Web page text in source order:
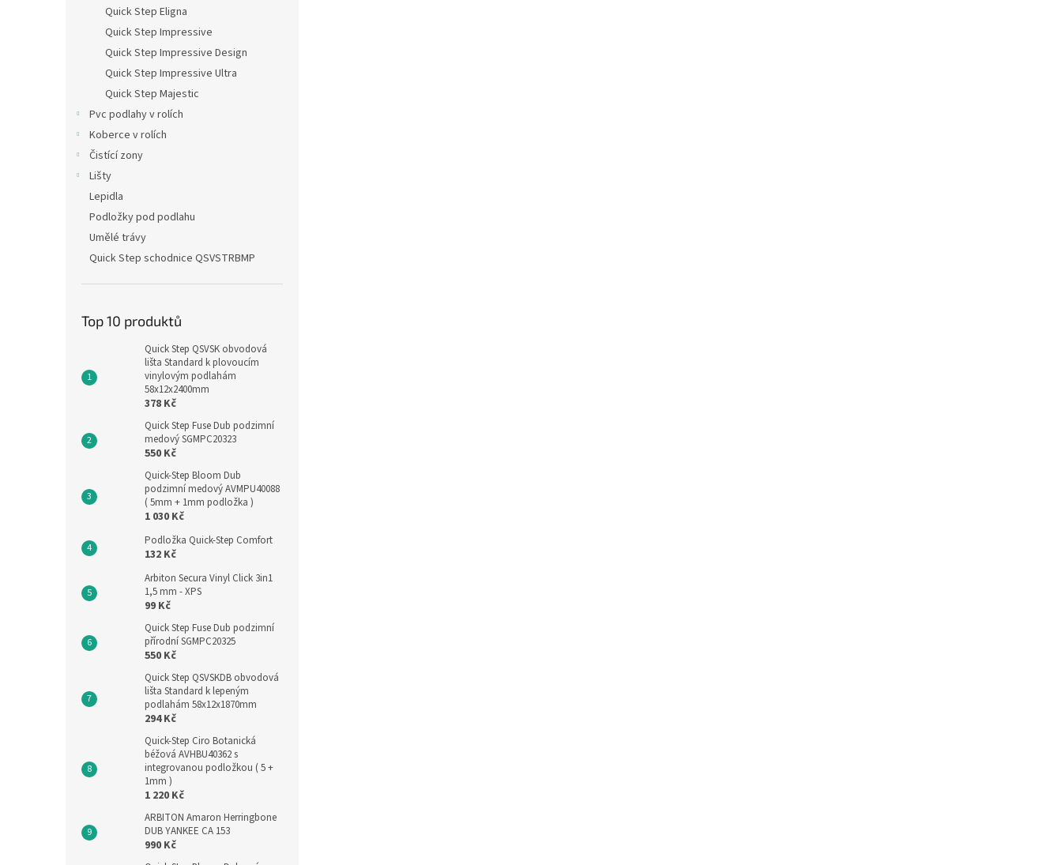
Quick Step Eligna
Quick Step Impressive
Quick Step Impressive Design
Quick Step Impressive Ultra
Quick Step Majestic
Pvc podlahy v rolích
Koberce v rolích
Čistící zony
Lišty
Lepidla
Podložky pod podlahu
Umělé trávy
Quick Step schodnice QSVSTRBMP
Top 10 produktů
Quick Step QSVSK obvodová
lišta Standard k plovoucím
vinylovým podlahám
58x12x2400mm
378 Kč
Quick Step Fuse Dub podzimní
medový SGMPC20323
550 Kč
Quick-Step Bloom Dub
podzimní medový AVMPU40088
( 5mm + 1mm podložka )
1 030 Kč
Podložka Quick-Step Comfort
132 Kč
Arbiton Secura Vinyl Click 3in1
1,5 mm - XPS
99 Kč
Quick Step Fuse Dub podzimní
přírodní SGMPC20325
550 Kč
Quick Step QSVSKDB obvodová
lišta Standard k lepeným
podlahám 58x12x1870mm
294 Kč
Quick-Step Ciro Botanická
béžová AVHBU40362 s
integrovanou podložkou ( 5 +
1mm )
1 220 Kč
ARBITON Amaron Herringbone
DUB YANKEE CA 153
990 Kč